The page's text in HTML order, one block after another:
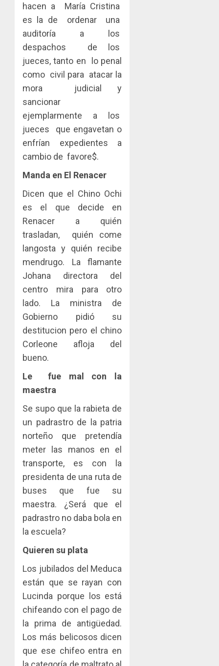
hacen a María Cristina
es la de ordenar una
auditoría a los
despachos de los
jueces, tanto en lo penal
como civil para atacar la
mora judicial y
sancionar
ejemplarmente a los
jueces que engavetan o
enfrían expedientes a
cambio de favore$.
Manda en El Renacer
Dicen que el Chino Ochi
es el que decide en
Renacer a quién
trasladan, quién come
langosta y quién recibe
mendrugo. La flamante
Johana directora del
centro mira para otro
lado. La ministra de
Gobierno pidió su
destitucion pero el chino
Corleone afloja del
bueno.
Le fue mal con la
maestra
Se supo que la rabieta de
un padrastro de la patria
norteño que pretendía
meter las manos en el
transporte, es con la
presidenta de una ruta de
buses que fue su
maestra. ¿Será que el
padrastro no daba bola en
la escuela?
Quieren su plata
Los jubilados del Meduca
están que se rayan con
Lucinda porque los está
chifeando con el pago de
la prima de antigüedad.
Los más belicosos dicen
que ese chifeo entra en